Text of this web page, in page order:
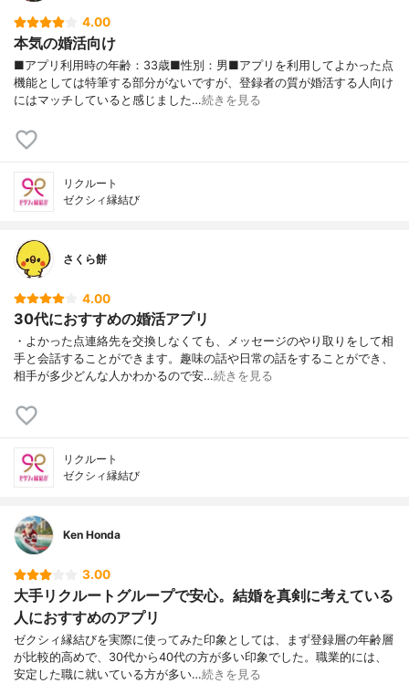
4.00
本気の婚活向け
■アプリ利用時の年齢：33歳■性別：男■アプリを利用してよかった点
機能としては特筆する部分がないですが、登録者の質が婚活する人向け
にはマッチしていると感じました…続きを見る
リクルート
ゼクシィ縁結び
さくら餅
4.00
30代におすすめの婚活アプリ
・よかった点連絡先を交換しなくても、メッセージのやり取りをして相
手と会話することができます。趣味の話や日常の話をすることができ、
相手が多少どんな人かわかるので安…続きを見る
リクルート
ゼクシィ縁結び
Ken Honda
3.00
大手リクルートグループで安心。結婚を真剣に考えている
人におすすめのアプリ
ゼクシィ縁結びを実際に使ってみた印象としては、まず登録層の年齢層
が比較的高めで、30代から40代の方が多い印象でした。職業的には、
安定した職に就いている方が多い…続きを見る